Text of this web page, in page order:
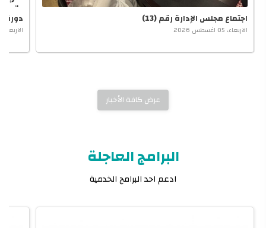
اجتماع مجلس الإدارة رقم (13)
الاربعاء، 05 اغسطس 2026
دورة
الاربعاء، 29 يوليو 2026
عرض كافة الأخبار
البرامج العاجلة
ادعم احد البرامج الخدمية